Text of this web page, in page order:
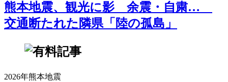
熊本地震、観光に影 余震・自粛…
交通断たれた隣県「陸の孤島」
2026年熊本地震